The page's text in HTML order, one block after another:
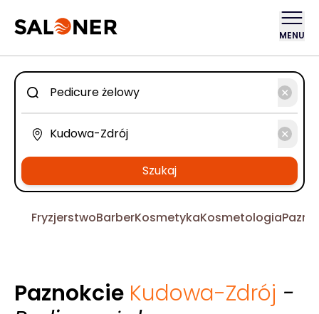
MENU
Szukaj
FryzjerstwoBarberKosmetykaKosmetologia
Paznokcie Kudowa-Zdrój -